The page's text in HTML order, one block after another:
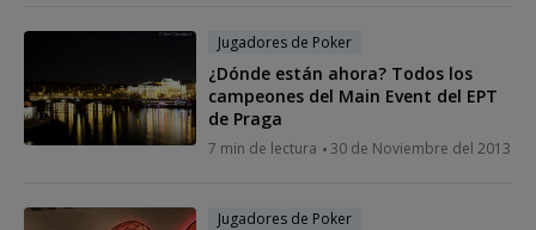
Jugadores de Poker
¿Dónde están ahora? Todos los
campeones del Main Event del EPT
de Praga
7 min de lectura 30 de Noviembre del 2013
Jugadores de Poker